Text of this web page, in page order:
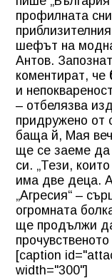
профилната
шефът на
Антов.
коментират, че
и
– отбелязва
придружено от
баща й, Мая
ще се заеме да
си. „Тези,
има две деца.
„Агресия“ –
огромната
ще продължи
[caption
width="300"]